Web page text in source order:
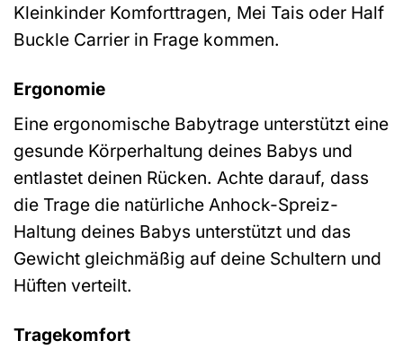
Kleinkinder Komforttragen, Mei Tais oder Half
Buckle Carrier in Frage kommen.
Ergonomie
Eine ergonomische Babytrage unterstützt eine
gesunde Körperhaltung deines Babys und
entlastet deinen Rücken. Achte darauf, dass
die Trage die natürliche Anhock-Spreiz-
Haltung deines Babys unterstützt und das
Gewicht gleichmäßig auf deine Schultern und
Hüften verteilt.
Tragekomfort